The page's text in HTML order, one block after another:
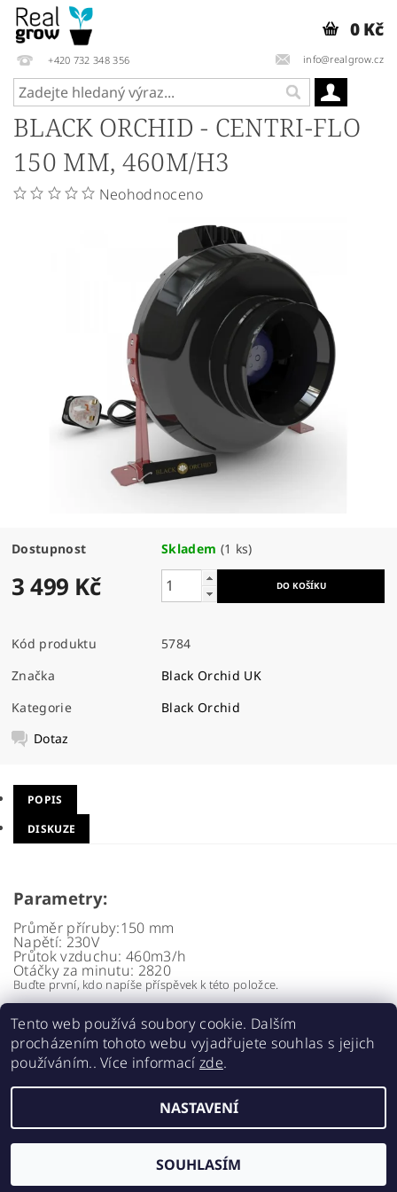
+420 732 348 356 info@realgrow.cz
0 Kč
BLACK ORCHID - CENTRI-FLO
150 MM, 460M/H3
Neohodnoceno
Dostupnost Skladem (1 ks)
3 499 Kč
Kód produktu
5784
Značka
Black Orchid UK
Kategorie
Black Orchid
Dotaz
POPIS
DISKUZE
Parametry:
Průměr příruby:150 mm
Napětí: 230V
Průtok vzduchu:460m3/h
Otáčky za minutu: 2820
Buďte první, kdo napíše příspěvek k této položce.
Přidat komentář
2026 ©Realgrow, všechna práva vyhrazena
Vytvořil Shoptet
Tento web používá soubory cookie. Dalším
procházením tohoto webu vyjadřujete souhlas s jejich
používáním.. Více informací zde.
NASTAVENÍ
SOUHLASÍM